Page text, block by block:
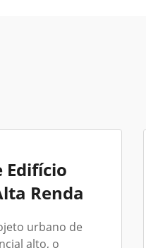
Edifício
Renda
urbano de
alto, o